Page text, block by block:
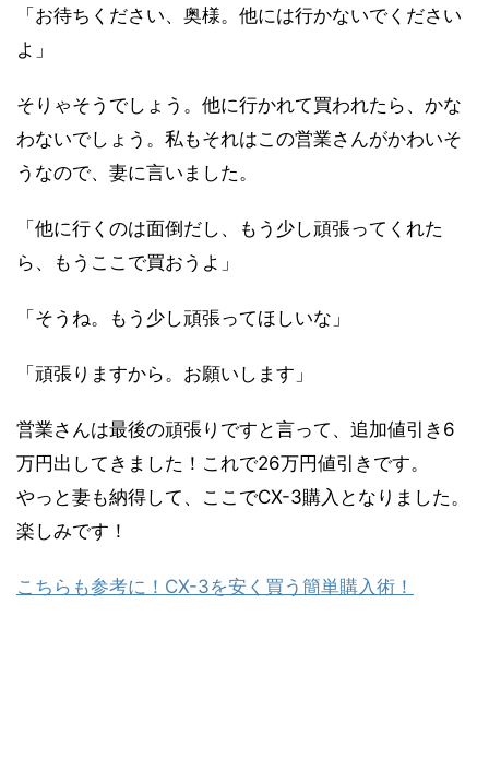
「お待ちください、奥様。他には行かないでください
よ」
そりゃそうでしょう。他に行かれて買われたら、かな
わないでしょう。私もそれはこの営業さんがかわいそ
うなので、妻に言いました。
「他に行くのは面倒だし、もう少し頑張ってくれた
ら、もうここで買おうよ」
「そうね。もう少し頑張ってほしいな」
「頑張りますから。お願いします」
営業さんは最後の頑張りですと言って、追加値引き6
万円出してきました！これで26万円値引きです。
やっと妻も納得して、ここでCX-3購入となりました。
楽しみです！
こちらも参考に！CX-3を安く買う簡単購入術！